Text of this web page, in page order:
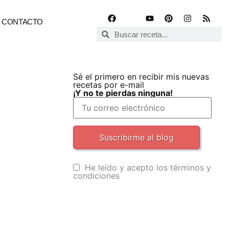
CONTACTO
Sé el primero en recibir mis nuevas
recetas por e-mail
¡Y no te pierdas ninguna!
He leído y acepto los términos y
condiciones